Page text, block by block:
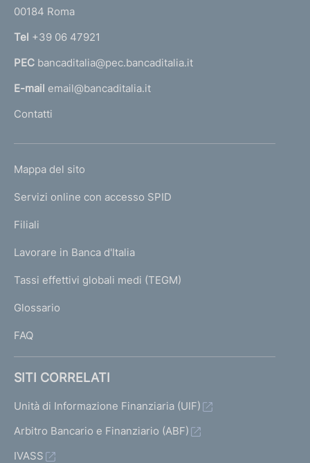
r
n
a
l
'
m
e
a
g
00184 Roma
Tel +39 06 47921
PEC bancaditalia@pec.bancaditalia.it
E-mail email@bancaditalia.it
Contatti
L
N
K
T
I
I
Mappa del sito
Servizi online con accesso SPID
Filiali
Lavorare in Banca d'Italia
Tassi effettivi globali medi (TEGM)
Glossario
FAQ
SITI CORRELATI
Unità di Informazione Finanziaria (UIF)
Arbitro Bancario e Finanziario (ABF)
IVASS